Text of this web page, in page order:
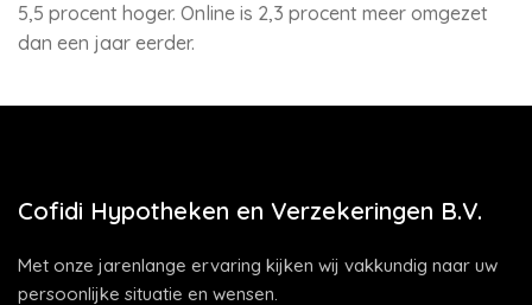
5,5 procent hoger. Online is 2,3 procent meer omgezet
dan een jaar eerder.
Cofidi Hypotheken en Verzekeringen B.V.
Met onze jarenlange ervaring kijken wij vakkundig naar uw
persoonlijke situatie en wensen.